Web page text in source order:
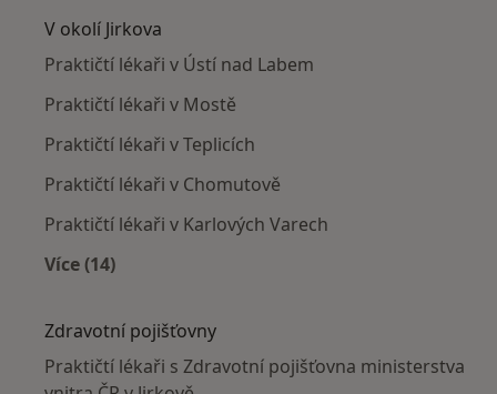
V okolí Jirkova
Praktičtí lékaři v Ústí nad Labem
Praktičtí lékaři v Mostě
Praktičtí lékaři v Teplicích
Praktičtí lékaři v Chomutově
Praktičtí lékaři v Karlových Varech
Více (14)
Zdravotní pojišťovny
Praktičtí lékaři s Zdravotní pojišťovna ministerstva